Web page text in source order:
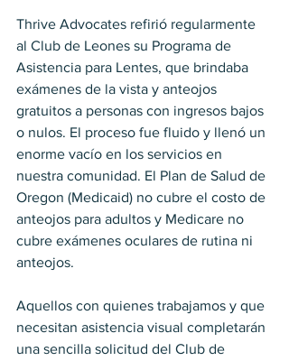
Thrive Advocates refirió regularmente
al Club de Leones su Programa de
Asistencia para Lentes, que brindaba
exámenes de la vista y anteojos
gratuitos a personas con ingresos bajos
o nulos. El proceso fue fluido y llenó un
enorme vacío en los servicios en
nuestra comunidad. El Plan de Salud de
Oregon (Medicaid) no cubre el costo de
anteojos para adultos y Medicare no
cubre exámenes oculares de rutina ni
anteojos.
Aquellos con quienes trabajamos y que
necesitan asistencia visual completarán
una sencilla solicitud del Club de